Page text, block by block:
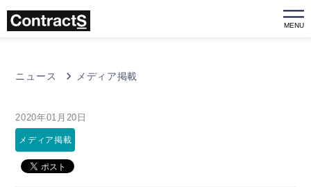
MENU
ニュース メディア掲載
2020年01月20日
メディア掲載